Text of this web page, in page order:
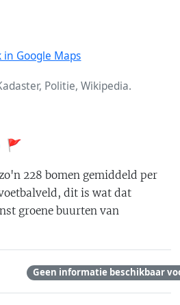
in Google Maps
Politie, Wikipedia.
🚩
228 bomen gemiddeld per
, dit iswat dat
groene buurten van
Geen informatie beschikbaar